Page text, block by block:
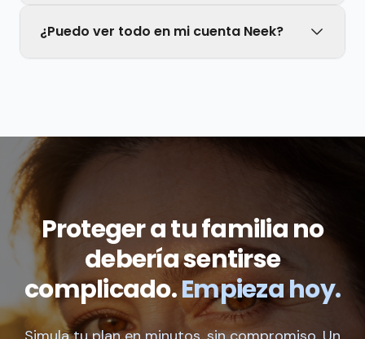
¿Puedo ver todo en mi cuenta Neek?
Proteger a tu familia no
debería sentirse
complicado.Empieza hoy.